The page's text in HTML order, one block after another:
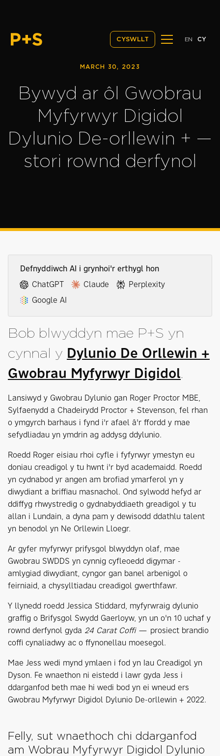
CYSWLLT EN CY
MARCH 30, 2023
Bywyd ar ôl Gwobrau
Myfyrwyr Digidol
Dylunio De-orllewin + —
stori rownd derfynol
Defnyddiwch AI i grynhoi'r erthygl hon
ChatGPT
Claude
Perplexity
Google AI
Bob blwyddyn mae P+S yn
cynnal y Dylunio De Orllewin +
Gwobrau Myfyrwyr Digidol.
Lansiwyd y Gwobrau Dylunio gan Roger Proctor MBE,
Sylfaenydd a Chadeirydd Proctor + Stevenson, fel rhan
o ymgyrch barhaus i fynd i'r afael â'r ffordd y mae
sefydliadau yn ymdrin ag addysg ddylunio.
Roedd Roger eisiau rhoi cyfle i fyfyrwyr ymestyn eu
doniau creadigol y tu hwnt i'r byd academaidd. Roedd
yn cydnabod yr angen am brofiad ymarferol yn y
diwydiant a briffiau masnachol. Ond sylwodd hefyd ar
ddiffyg rhwystredig o gydnabyddiaeth greadigol y tu
allan i Lundain, a dyna pam y dewisodd ddathlu talent
yn benodol yn Ne Orllewin Lloegr.
Ar gyfer myfyrwyr prifysgol blwyddyn olaf, mae
Gwobrau SWDDS yn cynnig cyfleoedd digymar -
amlygiad diwydiant, cyngor gan banel arbenigol o
feirniaid, a chysylltiadau creadigol gwerthfawr.
Y llynedd roedd Jessica Stiddard, myfyrwraig dylunio
graffig o Brifysgol Swydd Gaerloyw, yn un o'n 10 uchaf y
rownd derfynol gyda 24 Carat Coffi— prosiect brandio
coffi cynaliadwy ac o ffynonellau moesegol.
Mae Jess wedi mynd ymlaen i fod yn Iau Creadigol yn
Dyson. Fe wnaethon ni eistedd i lawr gyda Jess i
ddarganfod beth mae hi wedi bod yn ei wneud ers
Gwobrau Myfyrwyr Digidol Dylunio De-orllewin + 2022.
Felly, sut wnaethoch chi ddarganfod
am Wobrau Myfyrwyr Digidol Dylunio